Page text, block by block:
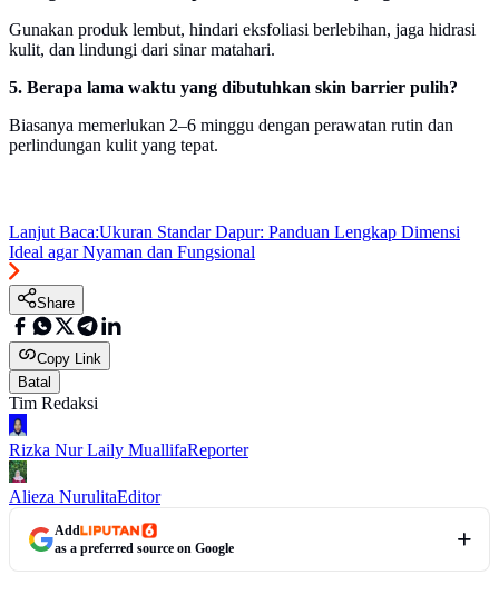
Gunakan produk lembut, hindari eksfoliasi berlebihan, jaga hidrasi
kulit, dan lindungi dari sinar matahari.
5. Berapa lama waktu yang dibutuhkan skin barrier pulih?
Biasanya memerlukan 2–6 minggu dengan perawatan rutin dan
perlindungan kulit yang tepat.
Lanjut Baca:Ukuran Standar Dapur: Panduan Lengkap Dimensi
Ideal agar Nyaman dan Fungsional
Share
Copy Link
Batal
Tim Redaksi
Rizka Nur Laily MuallifaReporter
Alieza NurulitaEditor
Add
as a preferred source on Google